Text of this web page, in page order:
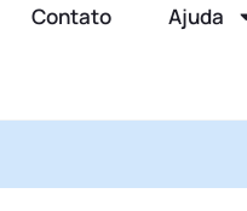
Contato Ajuda